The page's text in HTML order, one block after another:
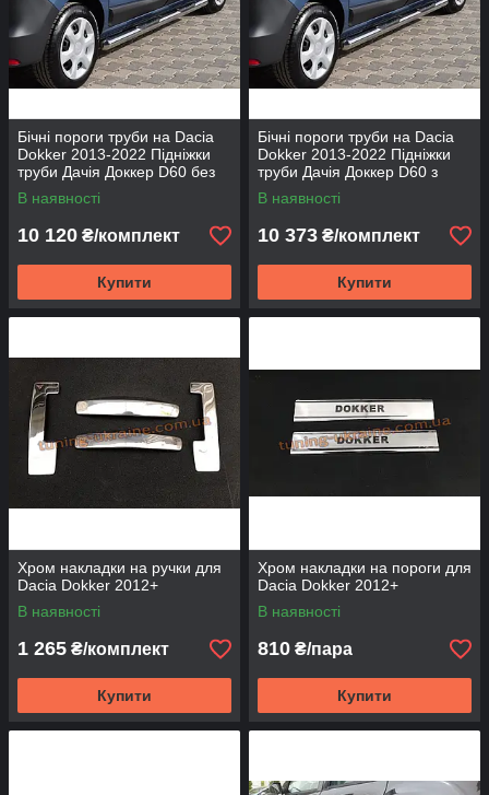
Бічні пороги труби на Dacia
Dokker 2013-2022 Підніжки
труби Дачія Доккер D60 без
пластикових накладок
В наявності
10 120 ₴/комплект
Купити
Бічні пороги труби на Dacia
Dokker 2013-2022 Підніжки
труби Дачія Доккер D60 з
пластиковими накладками
В наявності
10 373 ₴/комплект
Купити
Хром накладки на ручки для
Dacia Dokker 2012+
В наявності
1 265 ₴/комплект
Купити
Хром накладки на пороги для
Dacia Dokker 2012+
В наявності
810 ₴/пара
Купити